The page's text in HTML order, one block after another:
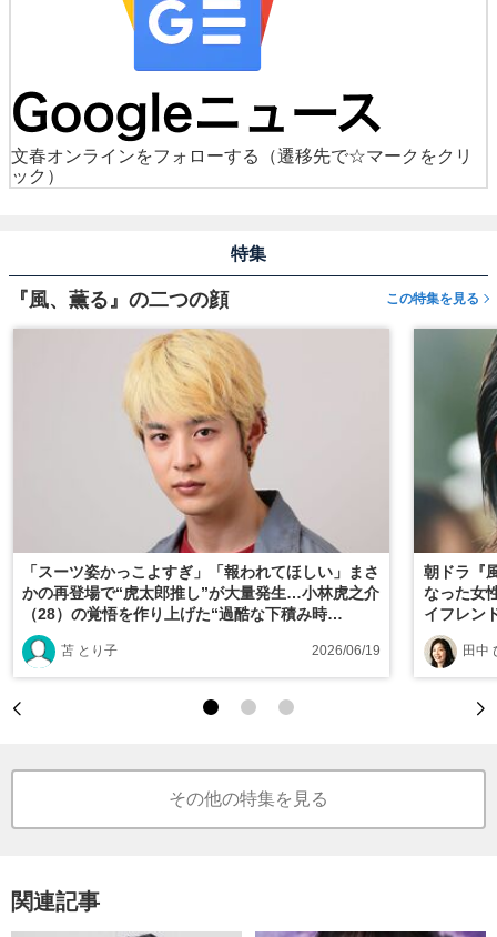
文春オンラインをフォローする
（遷移先で☆マークをクリ
ック）
特集
『風、薫る』の二つの顔 この特集を見る
「スーツ姿かっこよすぎ」「報われてほしい」まさ
かの再登場で“虎太郎推し”が大量発生…小林虎之介
（28）の覚悟を作り上げた“過酷な下積み時
代”《朝ドラ『風、薫る』で話題》
苫 とり子 2026/06/19
朝ドラ『
なった女
イフレン
田中
その他の特集を見る
関連記事